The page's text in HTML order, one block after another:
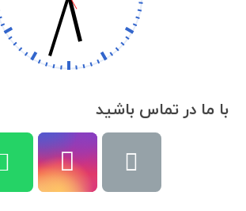
با ما در تماس باشید